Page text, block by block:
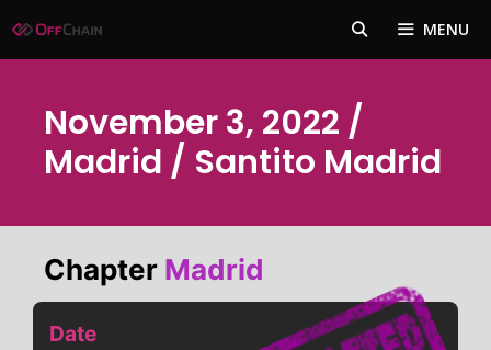
para
MENU
November 3, 2022 /
Madrid / Santito Madrid
Chapter Madrid
Date